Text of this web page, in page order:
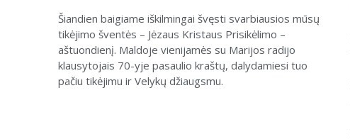
Šiandien baigiame iškilmingai švęsti svarbiausios mūsų
tikėjimo šventės – Jėzaus Kristaus Prisikėlimo –
aštuondienį. Maldoje vienijamės su Marijos radijo
klausytojais 70-yje pasaulio kraštų, dalydamiesi tuo
pačiu tikėjimu ir Velykų džiaugsmu.